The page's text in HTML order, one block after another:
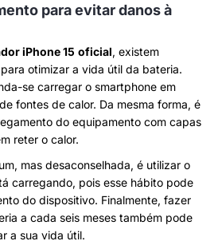
para evitar danos à
iPhone 15 oficial, existem
otimizar a vida útil da bateria.
se carregar o smartphone em
fontes de calor. Da mesma forma, é
do equipamento com capas
reter o calor.
mas desaconselhada, é utilizar o
carregando, pois esse hábito pode
do dispositivo. Finalmente, fazer
a cada seis meses também pode
a sua vida útil.